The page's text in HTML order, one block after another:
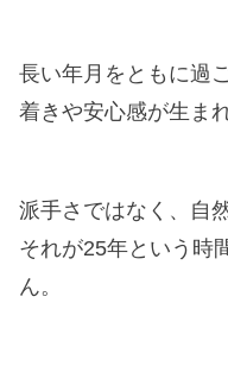
長い年月をともに過
着きや安心感が生ま
派手さではなく、自
それが25年という時
ん。